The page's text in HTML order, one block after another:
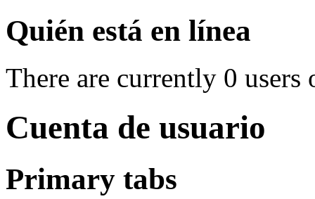
Quién está en línea
There are currently 0 users
Cuenta de usuario
Primary tabs